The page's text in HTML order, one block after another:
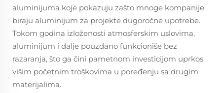
aluminijuma koje pokazuju zašto mnoge kompanije
biraju aluminijum za projekte dugoročne upotrebe.
Tokom godina izloženosti atmosferskim uslovima,
aluminijum i dalje pouzdano funkcioniše bez
razaranja, što ga čini pametnom investicijom uprkos
višim početnim troškovima u poređenju sa drugim
materijalima.